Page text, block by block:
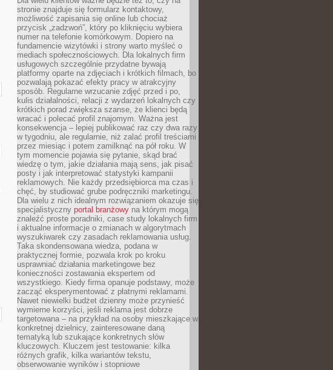
stronie znajduje się formularz kontaktowy,
możliwość zapisania się online lub chociaż
przycisk „zadzwoń”, który po kliknięciu wybiera
numer na telefonie komórkowym. Dopiero na
fundamencie wizytówki i strony warto myśleć o
mediach społecznościowych. Dla lokalnych firm
usługowych szczególnie przydatne bywają
platformy oparte na zdjęciach i krótkich filmach, bo
pozwalają pokazać efekty pracy w atrakcyjny
sposób. Regularne wrzucanie zdjęć przed i po,
kulis działalności, relacji z wydarzeń lokalnych czy
krótkich porad zwiększa szanse, że klienci będą
wracać i polecać profil znajomym. Ważna jest
konsekwencja – lepiej publikować raz czy dwa razy
w tygodniu, ale regularnie, niż zalać profil treściami
przez miesiąc i potem zamilknąć na pół roku. W
tym momencie pojawia się pytanie, skąd brać
wiedzę o tym, jakie działania mają sens, jak pisać
posty i jak interpretować statystyki kampanii
reklamowych. Nie każdy przedsiębiorca ma czas i
chęć, by studiować grube podręczniki marketingu.
Dla wielu z nich idealnym rozwiązaniem okazuje się
specjalistyczny portal branżowy na którym mogą
znaleźć proste poradniki, case study lokalnych firm
i aktualne informacje o zmianach w algorytmach
wyszukiwarek czy zasadach reklamowania usług.
Taka skondensowana wiedza, podana w
praktycznej formie, pozwala krok po kroku
usprawniać działania marketingowe bez
konieczności zostawania ekspertem od
wszystkiego. Kiedy firma opanuje podstawy, może
zacząć eksperymentować z płatnymi reklamami.
Nawet niewielki budżet dzienny może przynieść
wymierne korzyści, jeśli reklama jest dobrze
targetowana – na przykład na osoby mieszkające w
konkretnej dzielnicy, zainteresowane daną
tematyką lub szukające konkretnych słów
kluczowych. Kluczem jest testowanie: kilka
różnych grafik, kilka wariantów tekstu,
obserwowanie wyników i stopniowe